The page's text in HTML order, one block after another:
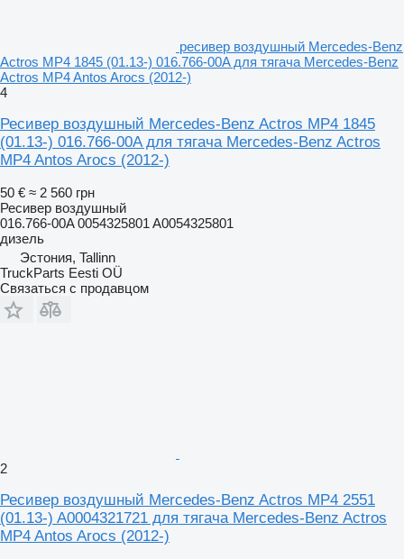
ресивер воздушный Mercedes-Benz
Actros MP4 1845 (01.13-) 016.766-00A для тягача Mercedes-Benz
Actros MP4 Antos Arocs (2012-)
4
Ресивер воздушный Mercedes-Benz Actros MP4 1845
(01.13-) 016.766-00A для тягача Mercedes-Benz Actros
MP4 Antos Arocs (2012-)
50 € ≈ 2 560 грн
Ресивер воздушный
016.766-00A 0054325801 A0054325801
дизель
Эстония, Tallinn
TruckParts Eesti OÜ
Связаться с продавцом
2
Ресивер воздушный Mercedes-Benz Actros MP4 2551
(01.13-) A0004321721 для тягача Mercedes-Benz Actros
MP4 Antos Arocs (2012-)